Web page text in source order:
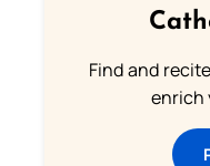
Find and
enrich